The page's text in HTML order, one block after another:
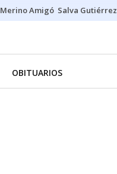
Merino Amigó Salva Gutiérrez
OBITUARIOS